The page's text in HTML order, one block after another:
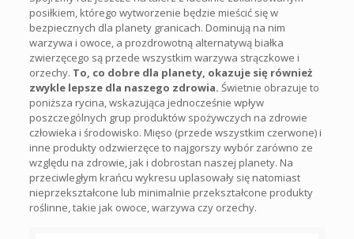
posiłkiem, którego wytworzenie będzie mieścić się w
bezpiecznych dla planety granicach. Dominują na nim
warzywa i owoce, a prozdrowotną alternatywą białka
zwierzęcego są przede wszystkim warzywa strączkowe i
orzechy. To, co dobre dla planety, okazuje się również
zwykle lepsze dla naszego zdrowia. Świetnie obrazuje to
poniższa rycina, wskazująca jednocześnie wpływ
poszczególnych grup produktów spożywczych na zdrowie
człowieka i środowisko. Mięso (przede wszystkim czerwone) i
inne produkty odzwierzęce to najgorszy wybór zarówno ze
względu na zdrowie, jak i dobrostan naszej planety. Na
przeciwległym krańcu wykresu uplasowały się natomiast
nieprzekształcone lub minimalnie przekształcone produkty
roślinne, takie jak owoce, warzywa czy orzechy.